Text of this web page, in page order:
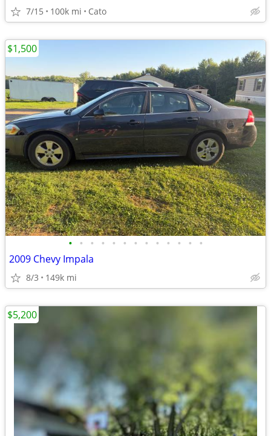
7/15 100k mi Cato
• • • • • • • • • • • • •
2009 Chevy Impala
8/3 149k mi
$1,500
$5,200